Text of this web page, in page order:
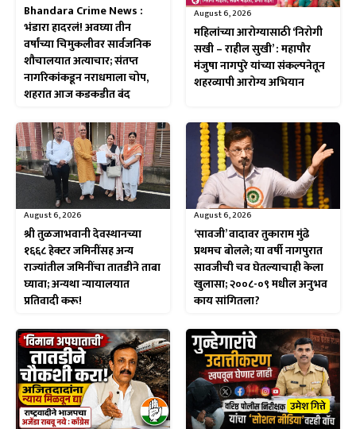
Bhandara Crime News :
भंडारा हादरलं! अवघ्या तीन
वर्षांच्या चिमुकलीवर सार्वजनिक
शौचालयात अत्याचार; संतप्त
नागरिकांकडून नराधमाला चोप,
शहरात आज कडकडीत बंद
August 6, 2026
महिलांच्या आरोग्यासाठी ‘निरोगी
सखी – राहील सुखी’ : महापौर
मंजुषा नागपुरे यांच्या संकल्पनेतून
शहरव्यापी आरोग्य अभियान
August 6, 2026
श्री तुळजाभवानी देवस्थानच्या
१६६८ हेक्टर जमिनींसह अन्य
राज्यांतील जमिनींचा तातडीने ताबा
घ्यावा; अन्यथा न्यायालयात
प्रतिवादी करू!
August 6, 2026
‘सावजी’ वादावर तुकाराम मुंढे
प्रथमच बोलले; या वर्षी नागपुरात
सावजीची चव घेतल्याचाही केला
खुलासा; २००८-०९ मधील अनुभव
काय सांगितला?